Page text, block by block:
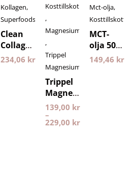
Kollagen,
Superfoods
Clean
Collagen
500
Nyttoteket
234,06 kr
Kosttillskott
,
Magnesium
,
Trippel
Magnesium
Trippel
Magnesium
Pureness
139,00 kr
–
229,00 kr
Mct-olja,
Kosttillskott
MCT-
olja 500
ml
149,46 kr